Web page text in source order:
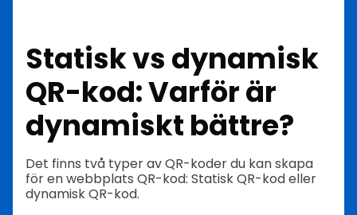
Statisk vs dynamisk
QR-kod: Varför är
dynamiskt bättre?
Det finns två typer av QR-koder du kan skapa
för en webbplats QR-kod: Statisk QR-kod eller
dynamisk QR-kod.